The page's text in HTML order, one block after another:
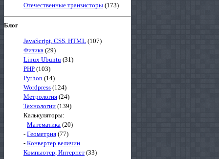
Отечественные транзисторы (173)
Блог
JavaScript, CSS, HTML (107)
Физика (29)
Linux Ubuntu (31)
PHP (103)
Python (14)
Wordpress (124)
Метрология (24)
Технологии (139)
Калькуляторы:
- Математика (20)
- Геометрия (77)
- Конвертер величин
Компьютер, Интернет (33)